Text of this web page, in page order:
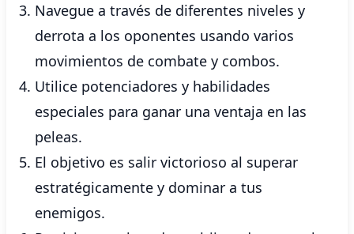
Navegue a través de diferentes niveles y
derrota a los oponentes usando varios
movimientos de combate y combos.
Utilice potenciadores y habilidades
especiales para ganar una ventaja en las
peleas.
El objetivo es salir victorioso al superar
estratégicamente y dominar a tus
enemigos.